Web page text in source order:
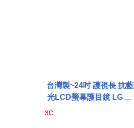
台灣製~24吋 護視長 抗藍
光LCD螢幕護目鏡 LG 系
列 24MP67HQ-
3C